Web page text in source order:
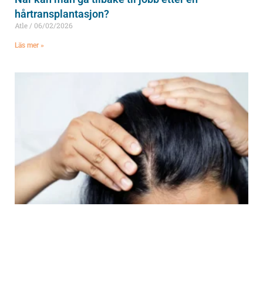
hårtransplantasjon?
Atle 06/02/2026
Läs mer »